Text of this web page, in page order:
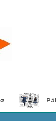
Pályázat a